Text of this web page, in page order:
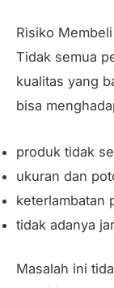
Risiko
Tidak semua
kualitas yang
bisa
produk tidak
ukuran dan
keterlambatan
tidak adanya
Masalah ini